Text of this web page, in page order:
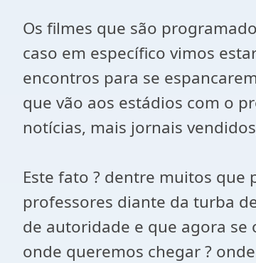
Os filmes que são
caso em específico vimos
encontros para se
que vão aos estádios com o
notícias, mais jornais
Este fato ? dentre muitos que
professores diante da turba
de autoridade e que agora
onde queremos chegar ?